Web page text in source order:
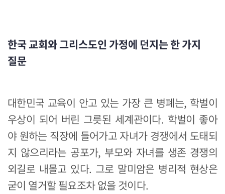
한국 교회와 그리스도인 가정에 던지는 한 가지
질문
대한민국 교육이 안고 있는 가장 큰 병폐는, 학벌이
우상이 되어 버린 그릇된 세계관이다. 학벌이 좋아
야 원하는 직장에 들어가고 자녀가 경쟁에서 도태되
지 않으리라는 공포가, 부모와 자녀를 생존 경쟁의
외길로 내몰고 있다. 그로 말미암은 병리적 현상은
굳이 열거할 필요조차 없을 것이다.